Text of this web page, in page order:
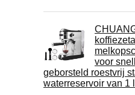
voor
geborsteld roestvrij
waterreservoir van 1